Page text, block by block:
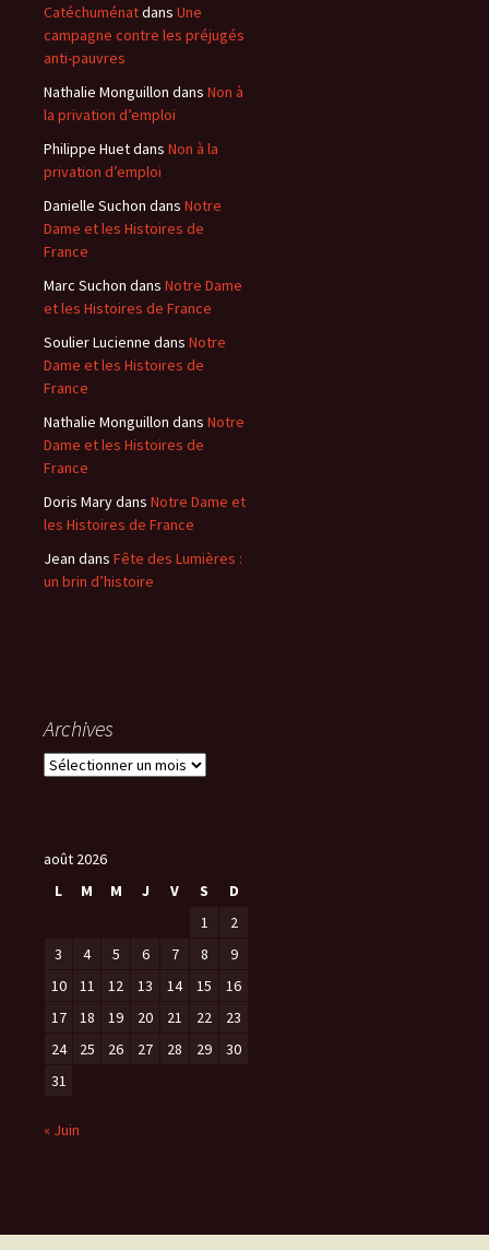
Catéchuménatdans Une
campagne contre les préjugés
anti-pauvres
Nathalie Monguillon dans Non à
la privation d’emploi
Philippe Huetdans Non à la
privation d’emploi
Danielle Suchon dans Notre
Dame et les Histoires de
France
Marc Suchon dans Notre Dame
et les Histoires de France
Soulier Lucienne dans Notre
Dame et les Histoires de
France
Nathalie Monguillon dans Notre
Dame et les Histoires de
France
Doris Marydans Notre Dame et
les Histoires de France
Jean dans Fête des Lumières :
un brin d’histoire
Archives
A
iaoût 2026
L
M M J V S
D
1
2
3
4 5 6 7 8
9
10
11 12 13 14 15
16
17
18 19 20 21 22
23
24
25 26 27 28 29
30
31
« Juin